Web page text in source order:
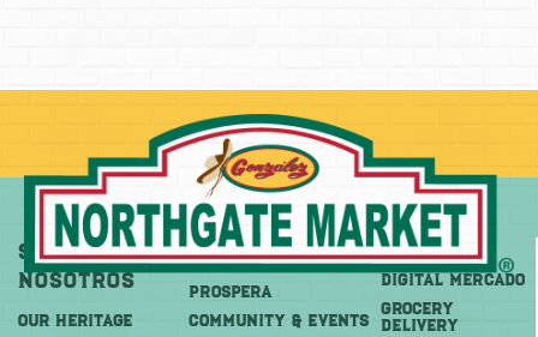
Sobre
Nosotros
OUR HERITAGE
Más
PROSPERA
COMMUNITY & EVENTS
Comprar
DIGITAL MERCADO
Grocery
Delivery